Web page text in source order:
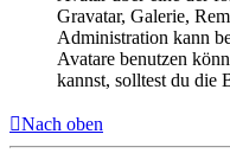
Gravatar, Galerie,
Administration kann
Avatare benutzen
kannst, solltest du die
Nach oben